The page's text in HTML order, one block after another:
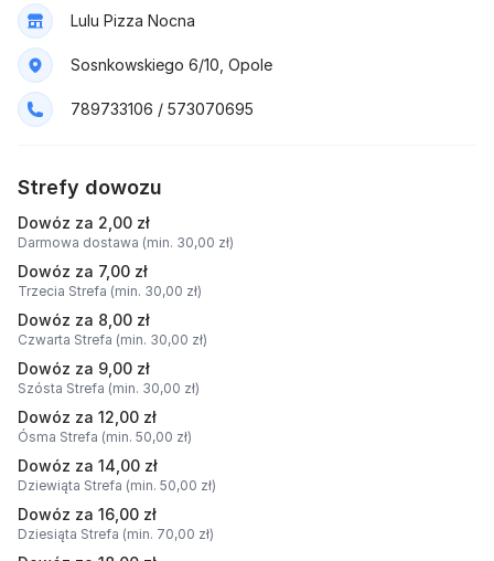
Lulu Pizza Nocna
Sosnkowskiego 6/10, Opole
789733106 / 573070695
Strefy dowozu
Dowóz za 2,00 zł
Darmowa dostawa (min. 30,00 zł)
Dowóz za 7,00 zł
Trzecia Strefa (min. 30,00 zł)
Dowóz za 8,00 zł
Czwarta Strefa (min. 30,00 zł)
Dowóz za 9,00 zł
Szósta Strefa (min. 30,00 zł)
Dowóz za 12,00 zł
Ósma Strefa (min. 50,00 zł)
Dowóz za 14,00 zł
Dziewiąta Strefa (min. 50,00 zł)
Dowóz za 16,00 zł
Dziesiąta Strefa (min. 70,00 zł)